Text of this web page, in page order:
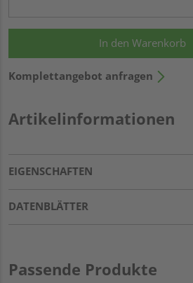
In den Warenkorb
Komplettangebot anfragen
Artikelinformationen
EIGENSCHAFTEN
DATENBLÄTTER
Passende Produkte